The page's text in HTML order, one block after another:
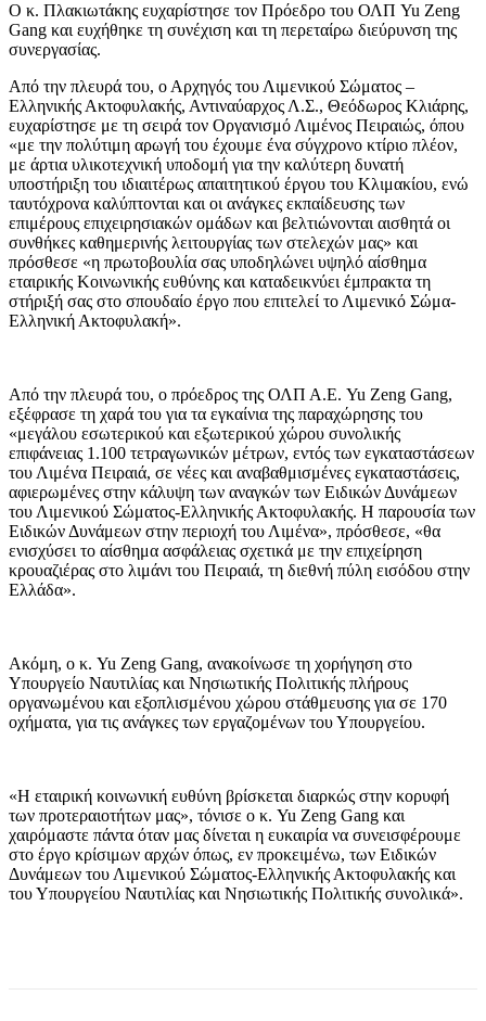
Ο κ. Πλακιωτάκης ευχαρίστησε τον Πρόεδρο του ΟΛΠ Yu Zeng
Gang και ευχήθηκε τη συνέχιση και τη περεταίρω διεύρυνση της
συνεργασίας.
Από την πλευρά του, ο Αρχηγός του Λιμενικού Σώματος –
Ελληνικής Ακτοφυλακής, Αντιναύαρχος Λ.Σ., Θεόδωρος Κλιάρης,
ευχαρίστησε με τη σειρά τον Οργανισμό Λιμένος Πειραιώς, όπου
«με την πολύτιμη αρωγή του έχουμε ένα σύγχρονο κτίριο πλέον,
με άρτια υλικοτεχνική υποδομή για την καλύτερη δυνατή
υποστήριξη του ιδιαιτέρως απαιτητικού έργου του Κλιμακίου, ενώ
ταυτόχρονα καλύπτονται και οι ανάγκες εκπαίδευσης των
επιμέρους επιχειρησιακών ομάδων και βελτιώνονται αισθητά οι
συνθήκες καθημερινής λειτουργίας των στελεχών μας» και
πρόσθεσε «η πρωτοβουλία σας υποδηλώνει υψηλό αίσθημα
εταιρικής Κοινωνικής ευθύνης και καταδεικνύει έμπρακτα τη
στήριξή σας στο σπουδαίο έργο που επιτελεί το Λιμενικό Σώμα-
Ελληνική Ακτοφυλακή».
Από την πλευρά του, ο πρόεδρος της ΟΛΠ Α.Ε. Yu Zeng Gang,
εξέφρασε τη χαρά του για τα εγκαίνια της παραχώρησης του
«μεγάλου εσωτερικού και εξωτερικού χώρου συνολικής
επιφάνειας 1.100 τετραγωνικών μέτρων, εντός των εγκαταστάσεων
του Λιμένα Πειραιά, σε νέες και αναβαθμισμένες εγκαταστάσεις,
αφιερωμένες στην κάλυψη των αναγκών των Ειδικών Δυνάμεων
του Λιμενικού Σώματος-Ελληνικής Ακτοφυλακής. Η παρουσία των
Ειδικών Δυνάμεων στην περιοχή του Λιμένα», πρόσθεσε, «θα
ενισχύσει το αίσθημα ασφάλειας σχετικά με την επιχείρηση
κρουαζιέρας στο λιμάνι του Πειραιά, τη διεθνή πύλη εισόδου στην
Ελλάδα».
Ακόμη, ο κ. Yu Zeng Gang, ανακοίνωσε τη χορήγηση στο
Υπουργείο Ναυτιλίας και Νησιωτικής Πολιτικής πλήρους
οργανωμένου και εξοπλισμένου χώρου στάθμευσης για σε 170
οχήματα, για τις ανάγκες των εργαζομένων του Υπουργείου.
«Η εταιρική κοινωνική ευθύνη βρίσκεται διαρκώς στην κορυφή
των προτεραιοτήτων μας», τόνισε ο κ. Yu Zeng Gang και
χαιρόμαστε πάντα όταν μας δίνεται η ευκαιρία να συνεισφέρουμε
στο έργο κρίσιμων αρχών όπως, εν προκειμένω, των Ειδικών
Δυνάμεων του Λιμενικού Σώματος-Ελληνικής Ακτοφυλακής και
του Υπουργείου Ναυτιλίας και Νησιωτικής Πολιτικής συνολικά».